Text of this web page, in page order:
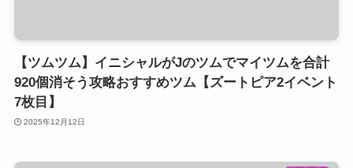
【ツムツム】イニシャルがJのツムでマイツムを合計
920個消そう攻略おすすめツム【ズートピア2イベント
7枚目】
2025年12月12日